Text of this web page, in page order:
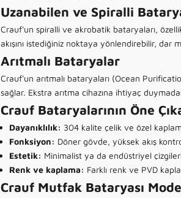
Uzanabilen ve Spiralli
Crauf'un spiralli ve akrobatik bataryaları,
akışını istediğiniz noktaya yönlendirebilir,
Arıtmalı Bataryalar
Crauf'un arıtmalı bataryaları (Ocean
sağlar. Ekstra arıtma cihazına ihtiyaç
Crauf Bataryalarının Öne
Dayanıklılık: 304 kalite çelik ve özel
Fonksiyon: Döner gövde, yüksek akış
Estetik: Minimalist ya da endüstriyel
Renk ve kaplama: Farklı renk ve PVD
Crauf Mutfak Bataryası